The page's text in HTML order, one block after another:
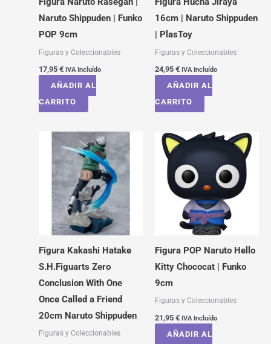
Naruto Shippuden | Funko
POP 9cm
Figuras y Coleccionables
17,95 € IVA Incluído
AÑADIR AL
CARRITO
16cm | Naruto Shippuden
| PlasToy
Figuras y Coleccionables
24,95 € IVA Incluído
AÑADIR AL
CARRITO
Figura Kakashi Hatake
S.H.Figuarts Zero
Conclusion With One
Once Called a Friend
20cm Naruto Shippuden
Figuras y Coleccionables
Figura POP Naruto Hello
Kitty Chococat | Funko
9cm
Figuras y Coleccionables
21,95 € IVA Incluído
AÑADIR AL